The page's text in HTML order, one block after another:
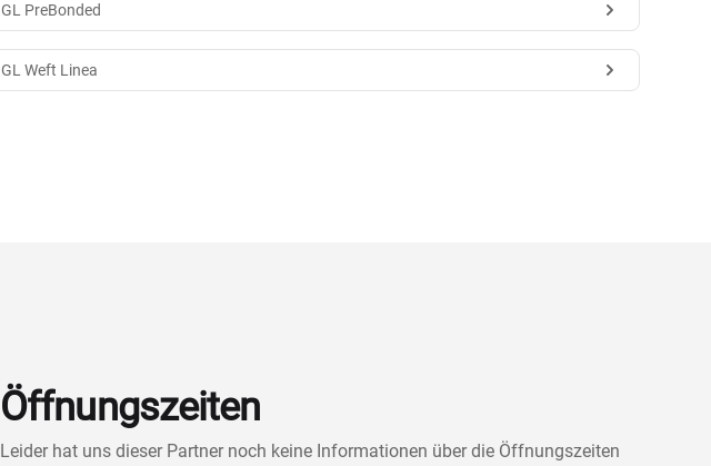
GL PreBonded
GL Weft Linea
Öffnungszeiten
Leider hat uns dieser Partner noch keine Informationen über die Öffnungszeiten